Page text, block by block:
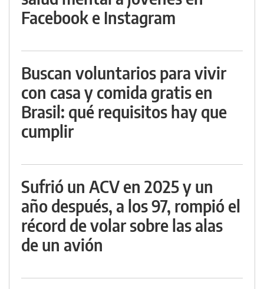
Facebook e Instagram
Buscan voluntarios para vivir
con casa y comida gratis en
Brasil: qué requisitos hay que
cumplir
Sufrió un ACV en 2025 y un
año después, a los 97, rompió el
récord de volar sobre las alas
de un avión